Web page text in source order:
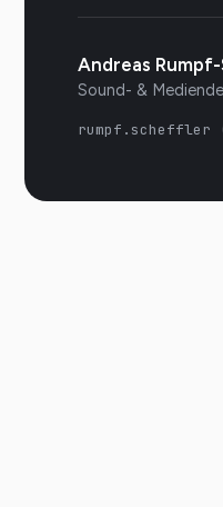
Andreas
Sound- &
rumpf.scheffler